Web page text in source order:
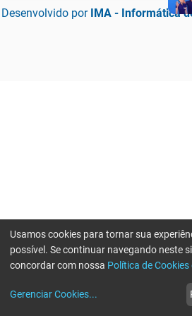
Desenvolvido por IMA - Informática
Usamos cookies para tornar sua
possível. Se continuar navegando neste
concordar com nossa Política de
Gerenciar Cookies...
Erro ao enviar informações, por favor